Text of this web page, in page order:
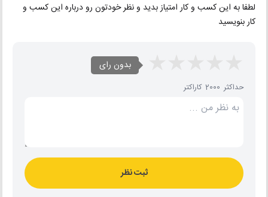
لطفا به این کسب و کار امتیاز بدید و نظر خودتون رو درباره این کسب و
کار بنویسید
بدون رای
حداکثر 2000 کاراکتر
ثبت نظر